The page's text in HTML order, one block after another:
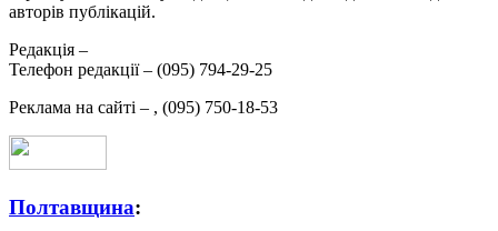
авторів публікацій.
Редакція –
Телефон редакції – (095) 794-29-25
Реклама на сайті – , (095) 750-18-53
Полтавщина: